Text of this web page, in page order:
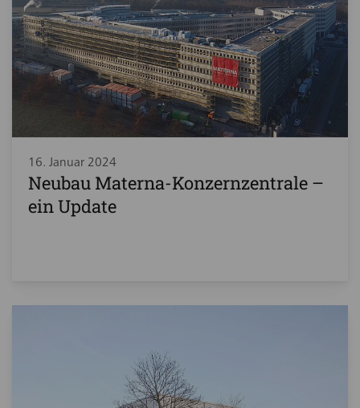
16. Januar 2024
Neubau Materna-Konzernzentrale –
ein Update